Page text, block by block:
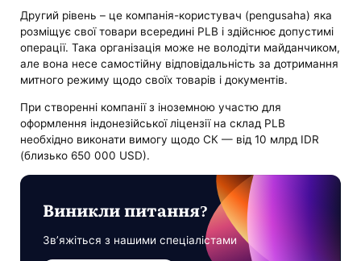
Другий рівень – це компанія-користувач (pengusaha) яка
розміщує свої товари всередині PLB і здійснює допустимі
операції. Така організація може не володіти майданчиком,
але вона несе самостійну відповідальність за дотримання
митного режиму щодо своїх товарів і документів.
При створенні компанії з іноземною участю для
оформлення індонезійської ліцензії на склад PLB
необхідно виконати вимогу щодо СК — від 10 млрд IDR
(близько 650 000 USD).
Виникли питання?
Зв’яжіться з нашими спеціалістами